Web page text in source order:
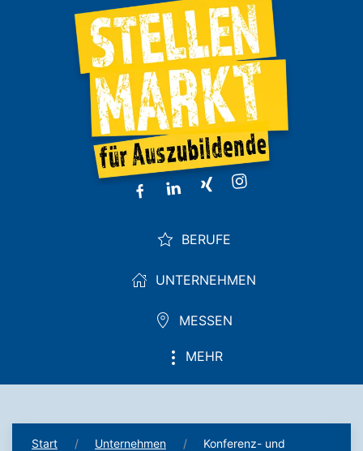
BERUFE
UNTERNEHMEN
MESSEN
MEHR
Start Unternehmen
Konferenz- und